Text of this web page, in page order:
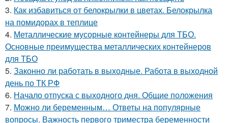
3. Как избавиться от белокрылки в цветах. Белокрылка
на помидорах в теплице
4. Металлические мусорные контейнеры для ТБО.
Основные преимущества металлических контейнеров
для ТБО
5. Законно ли работать в выходные. Работа в выходной
день по ТК РФ
6. Начало отпуска с выходного дня. Общие положения
7. Можно ли беременным… Ответы на популярные
вопросы. Важность первого триместра беременности